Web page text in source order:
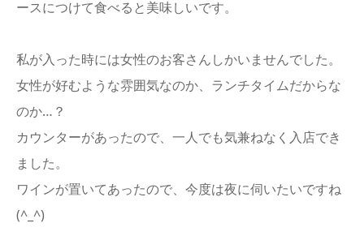
ースにつけて食べると美味しいです。
私が入った時には女性のお客さんしかいませんでした。
女性が好むような雰囲気なのか、ランチタイムだからな
のか…？
カウンターがあったので、一人でも気兼ねなく入店でき
ました。
ワインが置いてあったので、今度は夜に伺いたいですね
(^_^)